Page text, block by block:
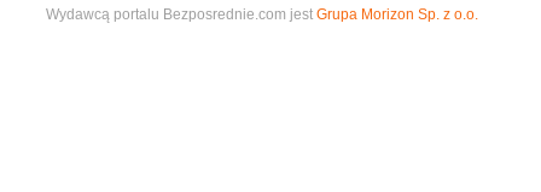
Wydawcą portalu Bezposrednie.com jest Grupa Morizon Sp. z o.o.